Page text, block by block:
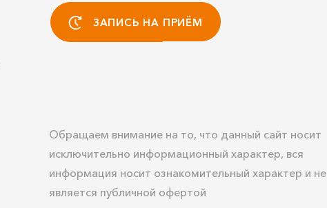
ЗАПИСЬ НА ПРИЁМ
Обращаем внимание на то, что данный сайт носит
исключительно информационный характер, вся
информация носит ознакомительный характер и не
является публичной офертой